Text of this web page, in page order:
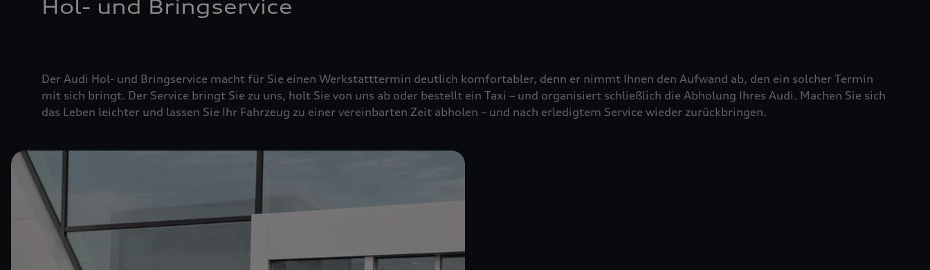
Hol- und Bringservice
Der Audi Hol- und Bringservice macht für Sie einen Werkstatttermin deutlich komfortabler, denn er nimmt Ihnen den Aufwand ab, den ein solcher Termin
mit sich bringt. Der Service bringt Sie zu uns, holt Sie von uns ab oder bestellt ein Taxi – und organisiert schließlich die Abholung Ihres Audi. Machen Sie sich
das Leben leichter und lassen Sie Ihr Fahrzeug zu einer vereinbarten Zeit abholen – und nach erledigtem Service wieder zurückbringen.